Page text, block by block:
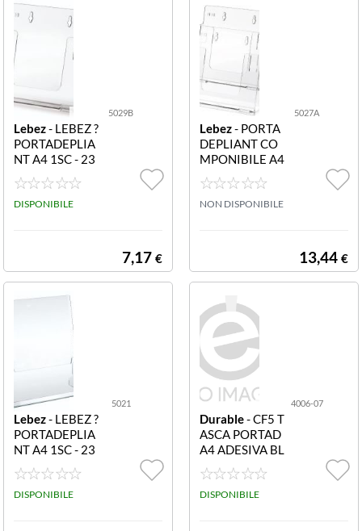
5029B
Lebez- LEBEZ ?
PORTADEPLIA
NT A4 1SC - 23
X22X3 5 CM 50
29 Portadeplian
t componibile 1
DISPONIBILE
7,17 €
5027A
Lebez- PORTA
DEPLIANT CO
MPONIBILE A4
COMPONIBILI
5027 PORTADE
PLIANT COMP
NON DISPONIBILE
13,44 €
5021
Lebez- LEBEZ ?
PORTADEPLIA
NT A4 1SC - 23
X25 5X3CM 50
21 Portadeplian
t 1 scomparto A
DISPONIBILE
4006-07
Durable- CF5 T
ASCA PORTAD
A4 ADESIVA BL
U 4006-07
DISPONIBILE